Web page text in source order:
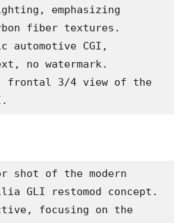
emphasizing
fiber textures.
automotive CGI,
no watermark.
frontal 3/4 view of the
shot of the modern
GLI restomod concept.
focusing on the